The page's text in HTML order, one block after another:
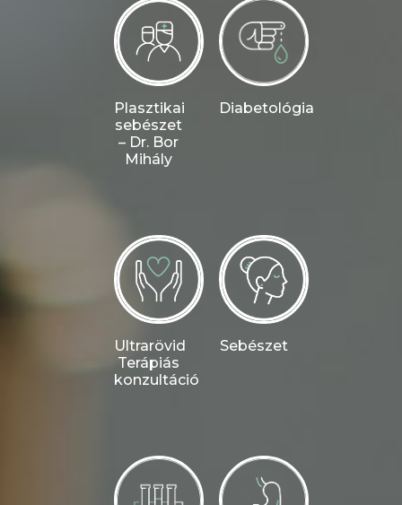
Plasztikai
sebészet
– Dr. Bor
Mihály
Diabetológia
Ultrarövid
Terápiás
konzultáció
Sebészet